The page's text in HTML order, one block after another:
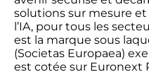
solutions sur mesure
l’IA, pour tous les
est la marque sous
(Societas Europaea)
est cotée sur Euronext